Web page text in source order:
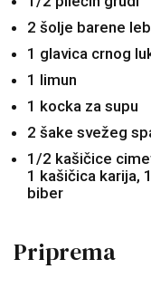
2 šolje barene
1 glavica crnog
1 limun
1 kocka za supu
2 šake svežeg
1/2 kašičice
1 kašičica karija,
biber
Priprema